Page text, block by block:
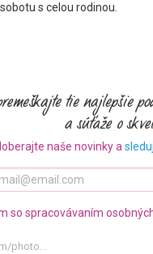
s celou rodinou.
naše novinky a
so spracovávaním
photo...